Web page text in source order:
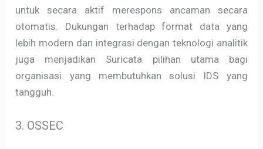
untuk secara aktif merespons ancaman secara
otomatis. Dukungan terhadap format data yang
lebih modern dan integrasi dengan teknologi analitik
juga menjadikan Suricata pilihan utama bagi
organisasi yang membutuhkan solusi IDS yang
tangguh.
3. OSSEC